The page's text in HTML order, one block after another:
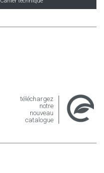
téléchargez
notre
nouveau
catalogue